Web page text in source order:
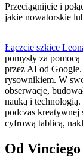
Przeciągnijcie i
jakie nowatorskie
Łączcie szkice
pomysły za
przez AI od
rysownikiem. W
obserwacje,
nauką i
podczas
cyfrową tablicą,
Od